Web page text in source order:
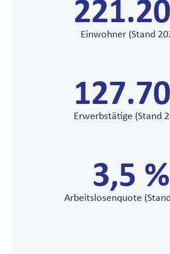
Einwohner (Stand
Erwerbstätige (Stand
3,5 %
Arbeitslosenquote